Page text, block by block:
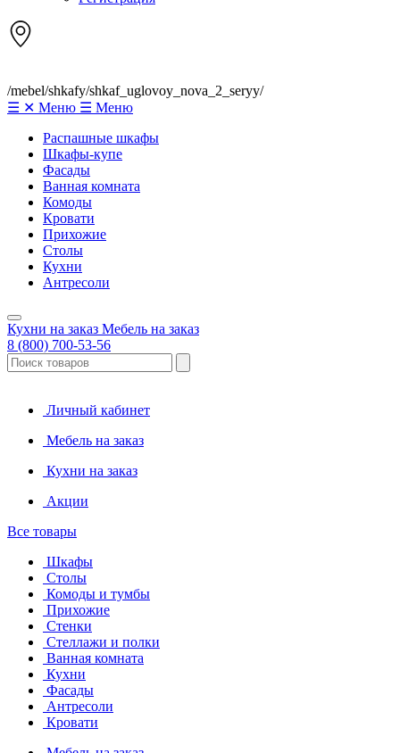
/mebel/shkafy/shkaf_uglovoy_nova_2_seryy/
☰ ✕ Меню ☰ Меню
Распашные шкафы
Шкафы-купе
Фасады
Ванная комната
Комоды
Кровати
Прихожие
Столы
Кухни
Антресоли
Кухни на заказ Мебель на заказ
8 (800) 700-53-56
Личный кабинет
Мебель на заказ
Кухни на заказ
Акции
Все товары
Шкафы
Столы
Комоды и тумбы
Прихожие
Стенки
Стеллажи и полки
Ванная комната
Кухни
Фасады
Антресоли
Кровати